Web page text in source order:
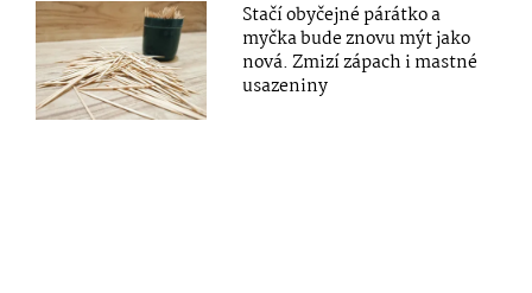
Stačí obyčejné párátko a
myčka bude znovu mýt jako
nová. Zmizí zápach i mastné
usazeniny